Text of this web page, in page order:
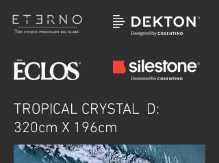
TROPICAL CRYSTAL D:
320cm X 196cm